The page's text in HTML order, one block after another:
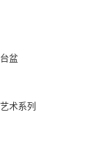
台盆
艺术系列